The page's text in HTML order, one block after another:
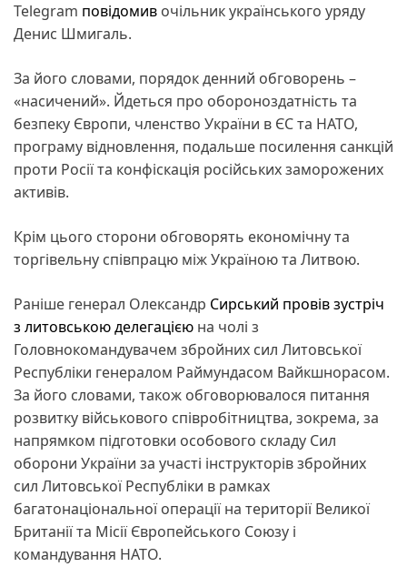
Telegram повідомив очільник українського уряду
Денис Шмигаль.
За його словами, порядок денний обговорень –
«насичений». Йдеться про обороноздатність та
безпеку Європи, членство України в ЄС та НАТО,
програму відновлення, подальше посилення санкцій
проти Росії та конфіскація російських заморожених
активів.
Крім цього сторони обговорять економічну та
торгівельну співпрацю між Україною та Литвою.
Раніше генерал Олександр Сирський провів зустріч
з литовською делегацією на чолі з
Головнокомандувачем збройних сил Литовської
Республіки генералом Раймундасом Вайкшнорасом.
За його словами, також обговорювалося питання
розвитку військового співробітництва, зокрема, за
напрямком підготовки особового складу Сил
оборони України за участі інструкторів збройних
сил Литовської Республіки в рамках
багатонаціональної операції на території Великої
Британії та Місії Європейського Союзу і
командування НАТО.